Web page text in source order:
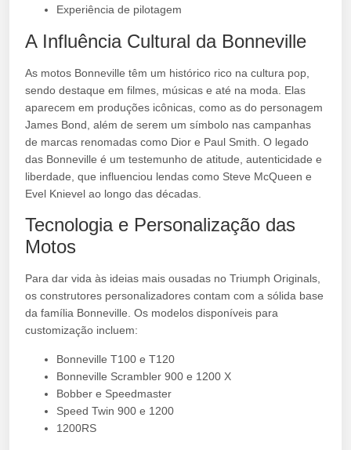
Experiência de pilotagem
A Influência Cultural da Bonneville
As motos Bonneville têm um histórico rico na cultura pop,
sendo destaque em filmes, músicas e até na moda. Elas
aparecem em produções icônicas, como as do personagem
James Bond, além de serem um símbolo nas campanhas
de marcas renomadas como Dior e Paul Smith. O legado
das Bonneville é um testemunho de atitude, autenticidade e
liberdade, que influenciou lendas como Steve McQueen e
Evel Knievel ao longo das décadas.
Tecnologia e Personalização das
Motos
Para dar vida às ideias mais ousadas no Triumph Originals,
os construtores personalizadores contam com a sólida base
da família Bonneville. Os modelos disponíveis para
customização incluem:
Bonneville T100 e T120
Bonneville Scrambler 900 e 1200 X
Bobber e Speedmaster
Speed Twin 900 e 1200
1200RS